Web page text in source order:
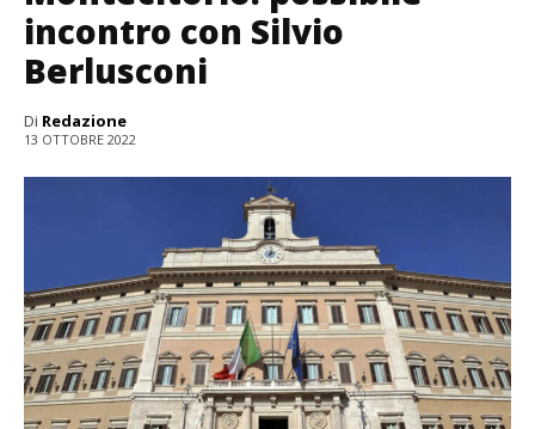
incontro con Silvio
Berlusconi
Di Redazione
13 OTTOBRE 2022